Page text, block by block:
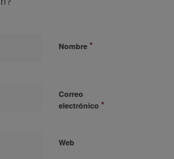
Nombre *
Correo
electrónico *
Web